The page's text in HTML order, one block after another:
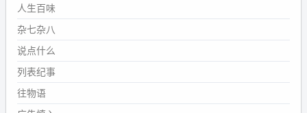
人生百味
杂七杂八
说点什么
列表纪事
往物语